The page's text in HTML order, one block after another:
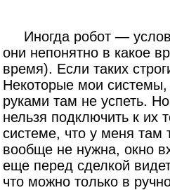
Иногда робот —
они непонятно в какое
время). Если таких
Некоторые мои
руками там не успеть.
нельзя подключить к их
системе, что у меня там
вообще не нужна, окно
еще перед сделкой
что можно только в